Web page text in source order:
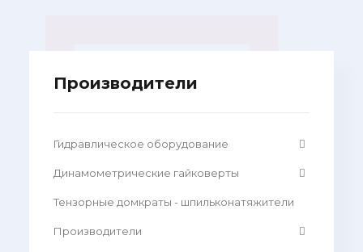
Производители
Гидравлическое оборудование
Динамометрические гайковерты
Тензорные домкраты - шпильконатяжители
Производители